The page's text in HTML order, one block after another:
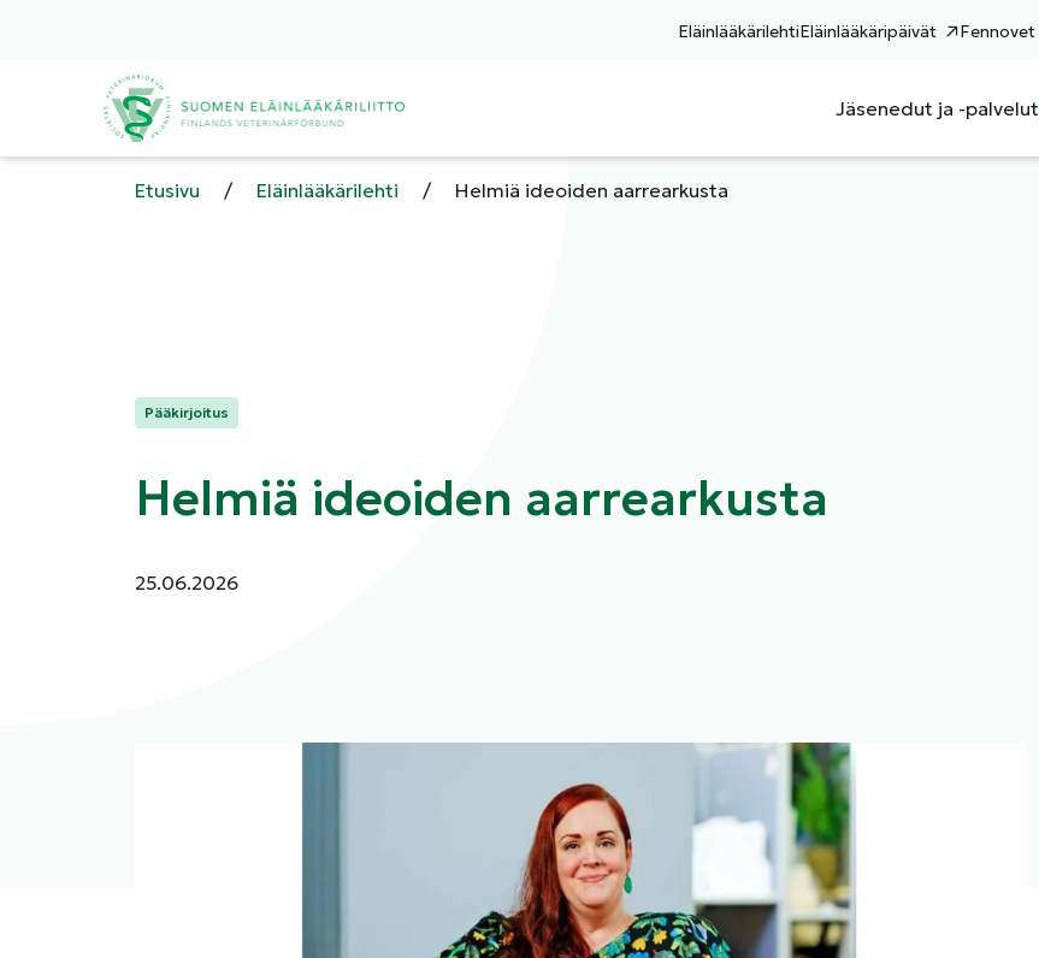
EläinlääkärilehtiEläinlääkäripäivät Fennovet
Jäsenedut ja -palvelut
Etusivu / Eläinlääkärilehti / Helmiä ideoiden aarrearkusta
Kategoriat:
Pääkirjoitus
Helmiä ideoiden aarrearkusta
Julkaistu:
25.06.2026